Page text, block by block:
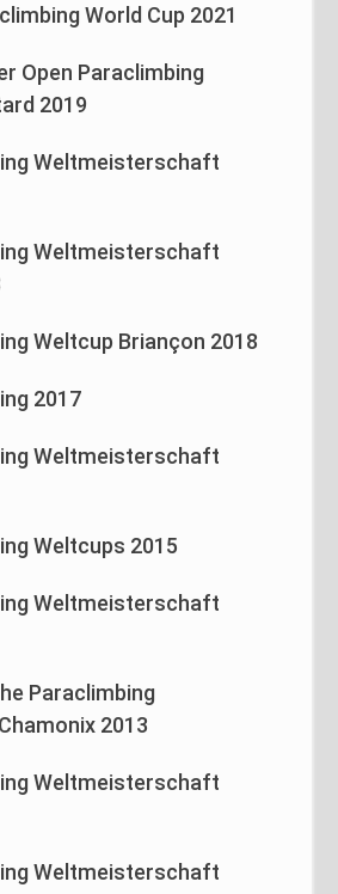
World Cup 2021
Open Paraclimbing
2019
Weltmeisterschaft
Weltmeisterschaft
Weltcup Briançon 2018
2017
Weltmeisterschaft
Weltcups 2015
Weltmeisterschaft
Paraclimbing
2013
Weltmeisterschaft
Weltmeisterschaft